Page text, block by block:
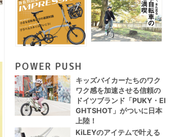
POWER PUSH
キッズバイカーたちのワク
ワク感を加速させる信頼の
ドイツブランド「PUKY・EI
GHTSHOT」がついに日本
上陸！
KiLEYのアイテムで叶える